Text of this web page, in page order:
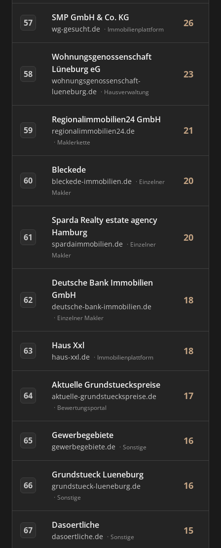
57 SMP GmbH & Co. KG
wg-gesucht.de Immobilienplattform
26
58
Wohnungsgenossenschaft
Lüneburg eG
wohnungsgenossenschaft-
lueneburg.de
Hausverwaltung
23
59
Regionalimmobilien24 GmbH
regionalimmobilien24.de
Maklerkette
21
60
Bleckede
bleckede-immobilien.de
Einzelner
Makler
20
61
Sparda Realty estate agency
Hamburg
spardaimmobilien.de
Einzelner
Makler
20
62
Deutsche Bank Immobilien
GmbH
deutsche-bank-immobilien.de
Einzelner Makler
18
63 Haus Xxl
haus-xxl.de Immobilienplattform
18
64
Aktuelle Grundstueckspreise
aktuelle-grundstueckspreise.de
Bewertungsportal
17
65 Gewerbegebiete
gewerbegebiete.de Sonstige
16
66
Grundstueck Lueneburg
grundstueck-lueneburg.de
Sonstige
16
67 Dasoertliche
dasoertliche.de Sonstige
15